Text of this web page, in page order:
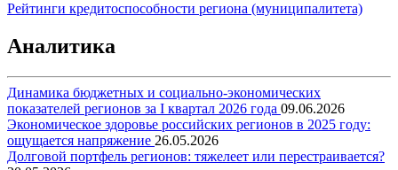
Рейтинги кредитоспособности региона (муниципалитета)
Аналитика
Динамика бюджетных и социально-экономических
показателей регионов за I квартал 2026 года 09.06.2026
Экономическое здоровье российских регионов в 2025 году:
ощущается напряжение 26.05.2026
Долговой портфель регионов: тяжелеет или перестраивается?